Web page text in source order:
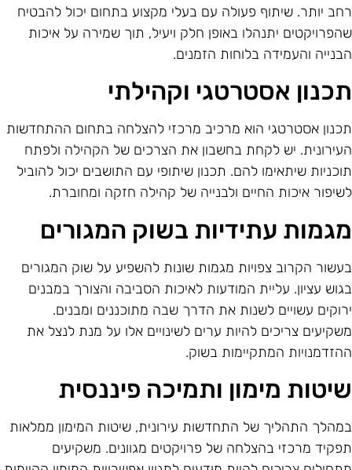
יותר. שיתוף פעולה עם בעלי מקצוע בתחום יכול להבטיח
יתנהלו באופן חלק ויעיל, תוך שמירה על איכות
והעמידה בלוחות הזמנים.
אסטרטגי וקהילתי
אסטרטגי הוא מרכיב מרכזי להצלחה בתחום ההתחדשות
יש לקחת בחשבון את הצרכים של הקהילה ולפתח
שיתאימו להם. תכנון שיתופי עם התושבים יכול להוביל
איכות החיים ולבנייה של קהילה חזקה ומחוברת.
עתידיות בשוק המגורים
הקרוב צפויות מגמות שונות להשפיע על שוק המגורים
עציון. עליית המודעות לאיכות הסביבה והצורך במבנים
עשויים לשנות את הדרך שבה מתוכננים ומבנים.
צריכים להיות ערים לשינויים אלו על מנת לנצל את
המתקיימות בשוק.
מימון ותמיכה פיננסית
התהליך של התחדשות עירונית, שיטות המימון ממלאות
מרכזי בהצלחה של פרויקטים מגוונים. משקיעים